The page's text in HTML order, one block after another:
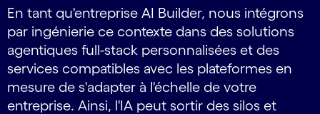
En tant qu'entreprise AI Builder, nous intégrons
par ingénierie ce contexte dans des solutions
agentiques full-stack personnalisées et des
services compatibles avec les plateformes en
mesure de s'adapter à l'échelle de votre
entreprise. Ainsi, l'IA peut sortir des silos et